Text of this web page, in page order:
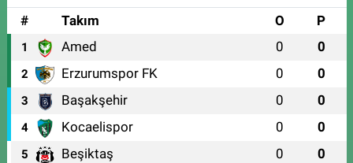
#
Takım O P
1 Amed 0 0
2 Erzurumspor FK 0 0
3 Başakşehir 0 0
4 Kocaelispor 0 0
5 Beşiktaş 0 0